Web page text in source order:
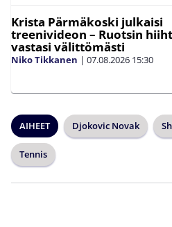
Krista Pärmäkoski julkaisi
treenivideon – Ruotsin
vastasi välittömästi
Niko Tikkanen | 07.08.2026 15:30
AIHEET Djokovic Novak
Tennis